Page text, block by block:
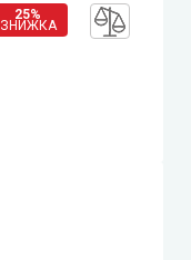
25%
ЗНИЖКА